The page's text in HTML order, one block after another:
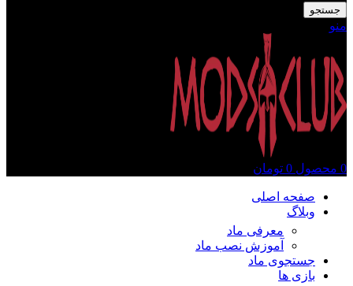
جستجو
منو
0 محصول 0 تومان
صفحه اصلی
وبلاگ
معرفی ماد
آموزش نصب ماد
جستجوی ماد
بازی ها